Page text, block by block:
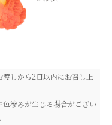
しから2日以内にお召し上
滲みが生じる場合がござい